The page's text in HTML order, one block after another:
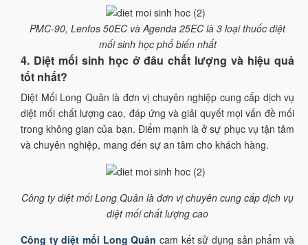
PMC-90, Lenfos 50EC và Agenda 25EC là 3 loại thuốc diệt
mối sinh học phổ biến nhẩt
4. Diệt mối sinh học ở đâu chất lượng và hiệu quả
tốt nhất?
Diệt Mối Long Quân là đơn vị chuyên nghiệp cung cấp dịch vụ
diệt mối chất lượng cao, đáp ứng và giải quyết mọi vấn đề mối
trong không gian của bạn. Điểm mạnh là ở sự phục vụ tận tâm
và chuyên nghiệp, mang đến sự an tâm cho khách hàng.
Công ty diệt mối Long Quân là đơn vị chuyên cung cấp dịch vụ
diệt mối chất lượng cao
Công ty diệt mối Long Quân cam kết sử dụng sản phẩm và